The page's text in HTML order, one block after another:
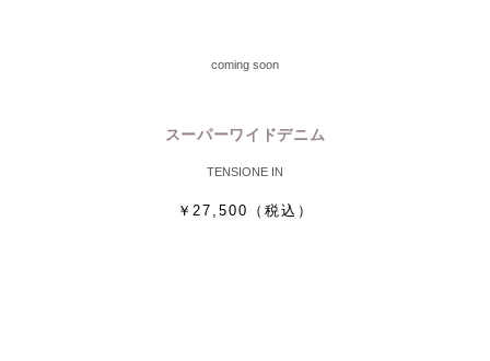
coming soon
スーパーワイドデニム
TENSIONE IN
￥27,500 （税込）